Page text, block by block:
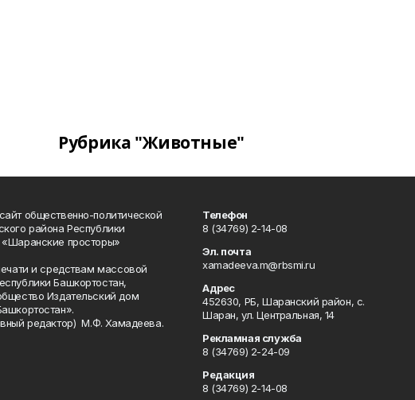
Рубрика "Животные"
общественно-политической
района Республики
просторы»
и средствам массовой
Башкортостан,
Издательский дом
редактор) М.Ф. Хамадеева.
Телефон
8 (34769) 2-14-08
Эл. почта
xamadeeva.m@rbsmi.ru
Адрес
452630, РБ, Шаранский район, с.
Шаран, ул. Центральная, 14
Рекламная служба
8 (34769) 2-24-09
Редакция
8 (34769) 2-14-08